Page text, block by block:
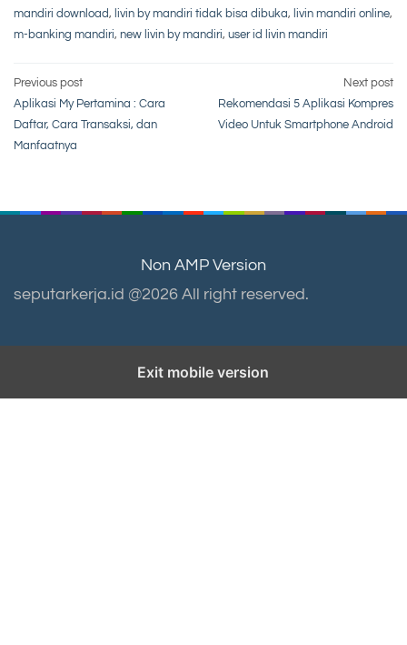
mandiri download, livin by mandiri tidak bisa dibuka, livin mandiri online,
m-banking mandiri, new livin by mandiri, user id livin mandiri
Post
navigation
Previous post
Aplikasi My Pertamina : Cara
Daftar, Cara Transaksi, dan
Manfaatnya
Next post
Rekomendasi 5 Aplikasi Kompres
Video Untuk Smartphone Android
Non AMP Version
seputarkerja.id @2026 All right reserved.
Exit mobile version